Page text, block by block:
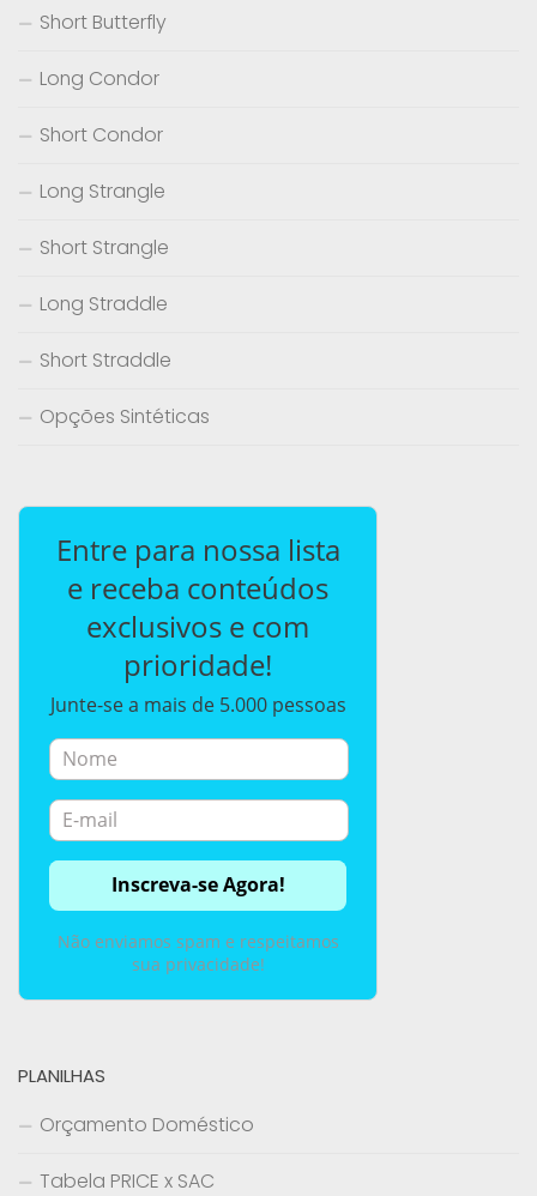
Short Butterfly
Long Condor
Short Condor
Long Strangle
Short Strangle
Long Straddle
Short Straddle
Opções Sintéticas
Entre para nossa lista
e receba conteúdos
exclusivos e com
prioridade!
Junte-se a mais de 5.000 pessoas
Não enviamos spam e respeitamos
sua privacidade!
PLANILHAS
Orçamento Doméstico
Tabela PRICE x SAC